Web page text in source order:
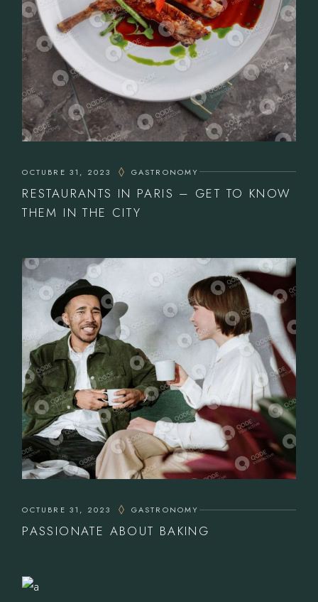
OCTUBRE 31, 2023 GASTRONOMY
RESTAURANTS IN PARIS – GET TO KNOW
THEM IN THE CITY
OCTUBRE 31, 2023 GASTRONOMY
PASSIONATE ABOUT BAKING